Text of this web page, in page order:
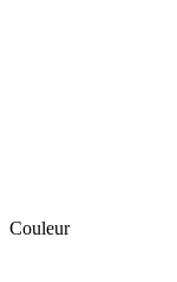
Couleur